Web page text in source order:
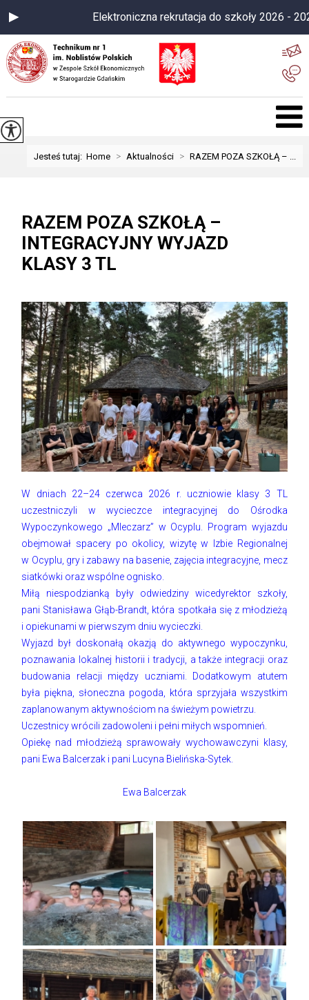
Elektroniczna rekrutacja do szkoły 2026 - 2027
Jesteś tutaj:Home > Aktualności > RAZEM POZA SZKOŁĄ – ...
RAZEM POZA SZKOŁĄ –
INTEGRACYJNY WYJAZD
KLASY 3 TL
W dniach 22–24 czerwca 2026 r. uczniowie klasy 3 TL
uczestniczyli w wycieczce integracyjnej do Ośrodka
Wypoczynkowego „Mleczarz” w Ocyplu. Program wyjazdu
obejmował spacery po okolicy, wizytę w Izbie Regionalnej
w Ocyplu, gry i zabawy na basenie, zajęcia integracyjne, mecz
siatkówki oraz wspólne ognisko.
Miłą niespodzianką były odwiedziny wicedyrektor szkoły,
pani Stanisława Głąb-Brandt, która spotkała się z młodzieżą
i opiekunami w pierwszym dniu wycieczki.
Wyjazd był doskonałą okazją do aktywnego wypoczynku,
poznawania lokalnej historii i tradycji, a także integracji oraz
budowania relacji między uczniami. Dodatkowym atutem
była piękna, słoneczna pogoda, która sprzyjała wszystkim
zaplanowanym aktywnościom na świeżym powietrzu.
Uczestnicy wrócili zadowoleni i pełni miłych wspomnień.
Opiekę nad młodzieżą sprawowały wychowawczyni klasy,
pani Ewa Balcerzak i pani Lucyna Bielińska-Sytek.
Ewa Balcerzak